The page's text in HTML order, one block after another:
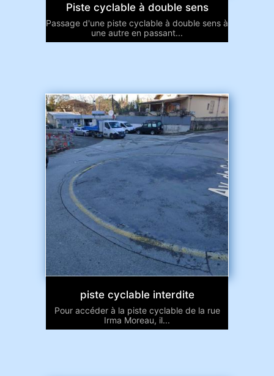
Piste cyclable à double sens
Passage d'une piste cyclable à double sens à
une autre en passant...
piste cyclable interdite
Pour accéder à la piste cyclable de la rue
Irma Moreau, il...